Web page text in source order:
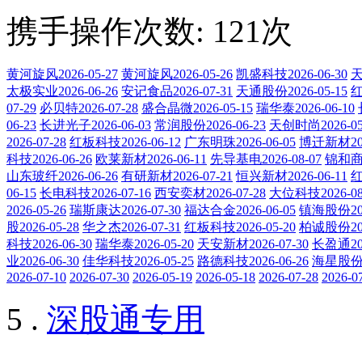
携手操作次数: 121次
黄河旋风2026-05-27 黄河旋风2026-05-26 凯盛科技2026-06-30
太极实业2026-06-26 安记食品2026-07-31 天通股份2026-05-15
07-29 必贝特2026-07-28 盛合晶微2026-05-15 瑞华泰2026-06-10
06-23 长进光子2026-06-03 常润股份2026-06-23 天创时尚2026-
2026-07-28 红板科技2026-06-12 广东明珠2026-06-05 博迁新材
科技2026-06-26 欧莱新材2026-06-11 先导基电2026-08-07 锦和
山东玻纤2026-06-26 有研新材2026-07-21 恒兴新材2026-06-11
06-15 长电科技2026-07-16 西安奕材2026-07-28 大位科技2026-
2026-05-26 瑞斯康达2026-07-30 福达合金2026-06-05 镇海股份
股2026-05-28 华之杰2026-07-31 红板科技2026-05-20 柏诚股份
科技2026-06-30 瑞华泰2026-05-20 天安新材2026-07-30 长盈通
业2026-06-30 佳华科技2026-05-25 路德科技2026-06-26 海星股
2026-07-10 2026-07-30 2026-05-19 2026-05-18 2026-07-28 2026-
5 . 深股通专用